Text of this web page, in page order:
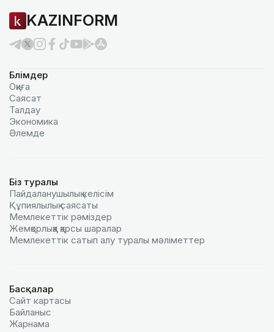
KAZINFORM
Бөлімдер
Оқиға
Саясат
Талдау
Экономика
Әлемде
Біз туралы
Пайдаланушылық келiciм
Құпиялылық саясаты
Мемлекеттік рәміздер
Жемқорлыққа қарсы шаралар
Мемлекеттік сатып алу туралы мәлiметтер
Басқалар
Сайт картасы
Байланыс
Жарнама